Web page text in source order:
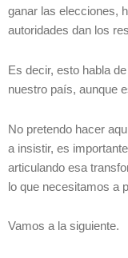
ganar las elecciones,
autoridades dan los
Es decir, esto habla
nuestro país, aunque
No pretendo hacer
a insistir, es
articulando esa
lo que necesitamos a
Vamos a la siguiente.